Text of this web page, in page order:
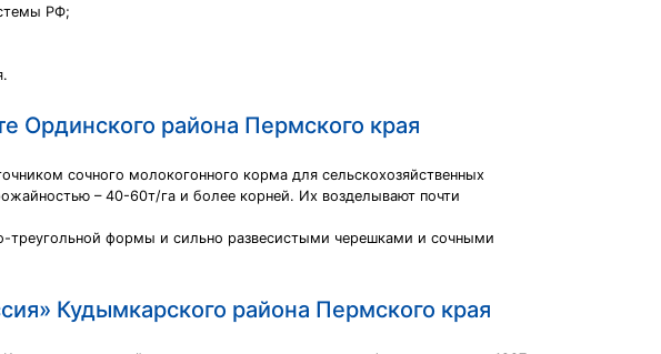
РФ;
Ординского района Пермского края
сочного молокогонного корма для сельскохозяйственных
– 40-60т/га и более корней. Их возделывают почти
треугольной формы и сильно развесистыми черешками и сочными
Кудымкарского района Пермского края